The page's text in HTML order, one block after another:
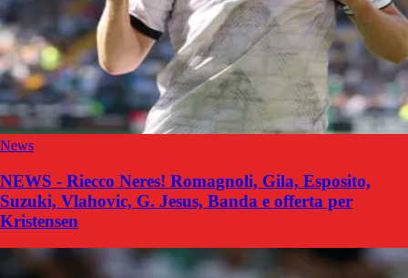
News
NEWS - Riecco Neres! Romagnoli, Gila, Esposito,
Suzuki, Vlahovic, G. Jesus, Banda e offerta per
Kristensen